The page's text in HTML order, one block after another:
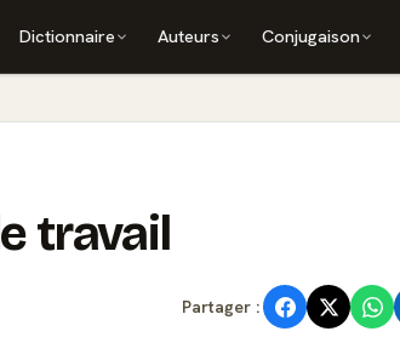
Dictionnaire Auteurs Conjugaison
travail
Partager :